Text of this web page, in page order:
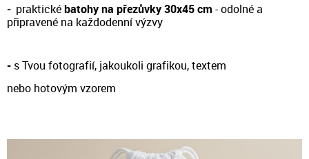
- praktickébatohy na přezůvky 30x45 cm - odolné a
připravené na každodenní výzvy
- s Tvou fotografií, jakoukoli grafikou, textem
nebo hotovým vzorem